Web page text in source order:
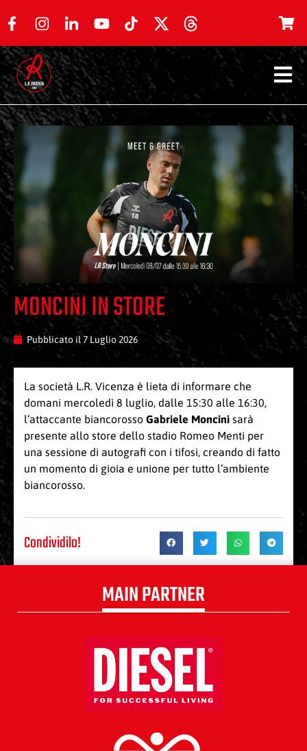
MONCINI IN STORE
Pubblicato il7 Luglio 2026
La società L.R. Vicenza è lieta di informare che
domani mercoledì 8 luglio, dalle 15:30 alle 16:30,
l’attaccante biancorosso Gabriele Moncini sarà
presente allo store dello stadio Romeo Menti per
una sessione di autografi con i tifosi, creando di fatto
un momento di gioia e unione per tutto l’ambiente
biancorosso.
Condividilo!
MAIN PARTNER